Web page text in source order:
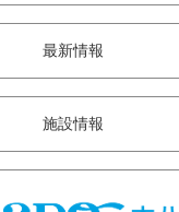
最新情報
施設情報